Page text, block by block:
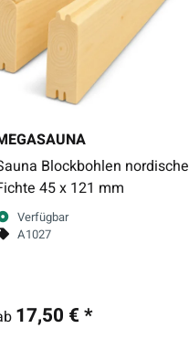
Blockbohlen nordische
45 x 121 mm
Verfügbar
A1027
17,50 €*